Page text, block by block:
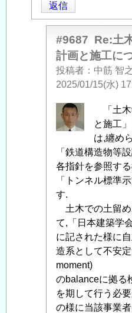
会:
仮
」
返信
#9687 Re:土
計画と施工に
投稿者 中筋 智之
2025/01/15(水)
匿
名
稿
者
に
よ
「Re:
Re:
土
木
学
会:
仮
「土木
と施工
は,纏め
「鉄道構造物等
各指針を参照す
「トンネル標準
す.
土木での土留め
て,「日本建築学
に記された様に
造系として不安
moment)
のbalanceに拠る
を期して行う必
の様に当該事業